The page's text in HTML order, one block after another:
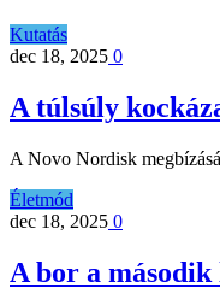
Kutatás
dec 18, 2025 0
A túlsúly
A Novo Nordisk
Életmód
dec 18, 2025 0
A bor a